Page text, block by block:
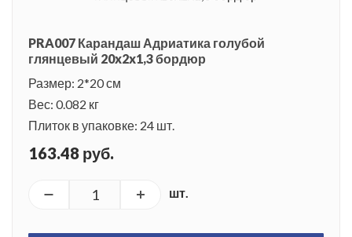
PRA007 Карандаш Адриатика голубой
глянцевый 20x2x1,3 бордюр
Размер: 2*20 см
Вес: 0.082 кг
Плиток в упаковке: 24 шт.
163.48 руб.
шт.